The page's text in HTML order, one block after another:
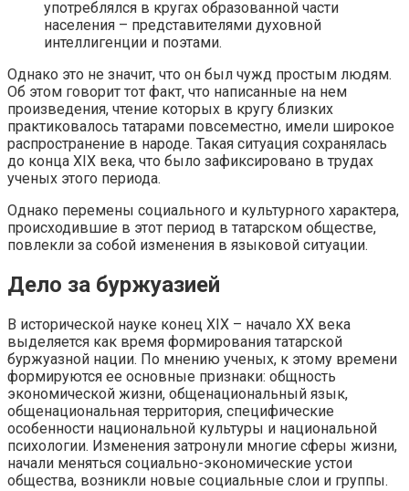
употреблялся в кругах образованной части
населения – представителями духовной
интеллигенции и поэтами.
Однако это не значит, что он был чужд простым людям.
Об этом говорит тот факт, что написанные на нем
произведения, чтение которых в кругу близких
практиковалось татарами повсеместно, имели широкое
распространение в народе. Такая ситуация сохранялась
до конца XIX века, что было зафиксировано в трудах
ученых этого периода.
Однако перемены социального и культурного характера,
происходившие в этот период в татарском обществе,
повлекли за собой изменения в языковой ситуации.
Дело за буржуазией
В исторической науке конец XIX – начало XX века
выделяется как время формирования татарской
буржуазной нации. По мнению ученых, к этому времени
формируются ее основные признаки: общность
экономической жизни, общенациональный язык,
общенациональная территория, специфические
особенности национальной культуры и национальной
психологии. Изменения затронули многие сферы жизни,
начали меняться социально-экономические устои
общества, возникли новые социальные слои и группы.